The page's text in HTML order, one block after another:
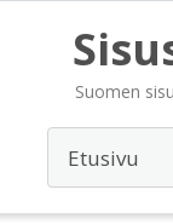
Suomen